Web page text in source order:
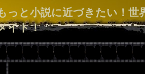
っと小説に近づきたい！世
イト！